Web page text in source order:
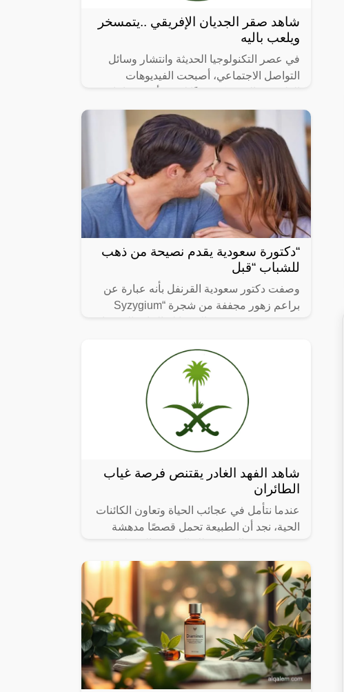
شاهد صقر الجديان الإفريقي ..يتمسخر
ويلعب باليه
في عصر التكنولوجيا الحديثة وانتشار وسائل
التواصل الاجتماعي، أصبحت الفيديوهات
اليومية، ومن بين الفيديوهات التي انتشرت
“دكتورة سعودية يقدم نصيحة من ذهب
للشباب “قبل
وصفت دكتور سعودية القرنفل بأنه عبارة عن
براعم زهور مجففة من شجرة “Syzygium
شاهد الفهد الغادر يقتنص فرصة غياب
الطائران
عندما نتأمل في عجائب الحياة وتعاون الكائنات
الحية، نجد أن الطبيعة تحمل قصصًا مدهشة
فيها العطاء والرعاية الأبوية، تشعرنا